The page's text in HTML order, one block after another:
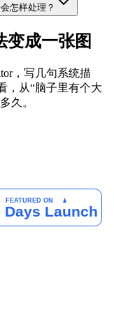
怎样处理？
变成一张图
，写几句系统描
，从“脑子里有个大
久。